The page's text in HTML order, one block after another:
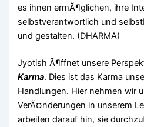
es ihnen ermÃ¶glichen, ihre
selbstverantwortlich und
und gestalten. (DHARMA)
Jyotish Ã¶ffnet unsere
Karma. Dies ist das Karma
Handlungen. Hier nehmen wir
VerÃ¤nderungen in unserem
arbeiten darauf hin, sie